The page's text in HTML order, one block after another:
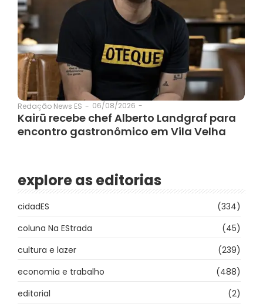
Redação News ES - 06/08/2026 -
Kairū recebe chef Alberto Landgraf para
encontro gastronômico em Vila Velha
explore as editorias
cidadES
(334)
coluna Na EStrada
(45)
cultura e lazer
(239)
economia e trabalho
(488)
editorial
(2)